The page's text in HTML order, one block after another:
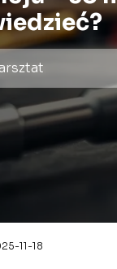
11-18